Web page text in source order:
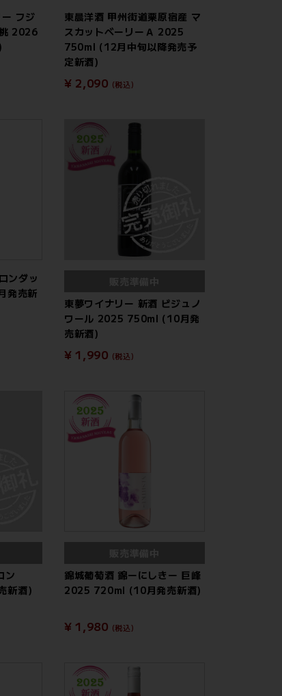
フジ
桃 2026
東晨洋酒 甲州街道栗原宿産 マ
スカットベーリーＡ 2025
750ml (12月中旬以降発売予
定新酒)
¥ 2,090 (税込)
ンダッ
発売新
東夢ワイナリー 新酒 ビジュノ
ワール 2025 750ml (10月発
売新酒)
¥ 1,990 (税込)
ン
新酒)
錦城葡萄酒 錦ーにしきー 巨峰
2025 720ml (10月発売新酒)
¥ 1,980 (税込)